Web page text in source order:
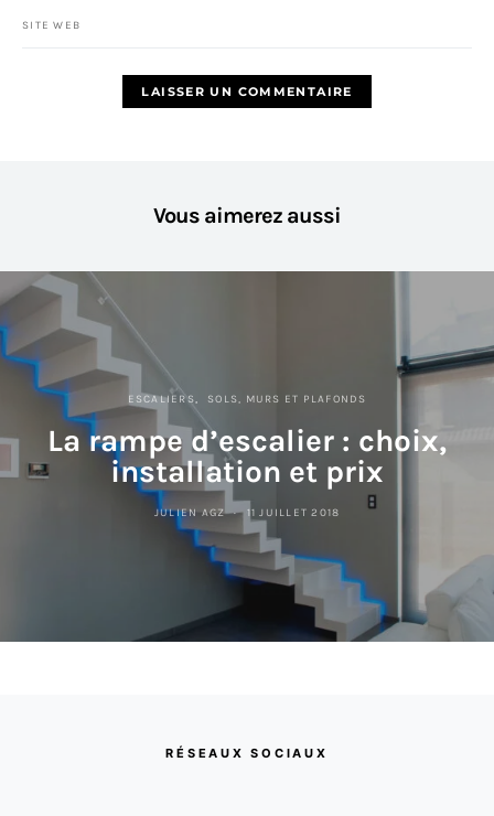
SITE WEB
Vous aimerez aussi
ESCALIERS SOLS, MURS ET PLAFONDS
La rampe d’escalier : choix,
installation et prix
JULIEN AGZ 11 JUILLET 2018
RÉSEAUX SOCIAUX